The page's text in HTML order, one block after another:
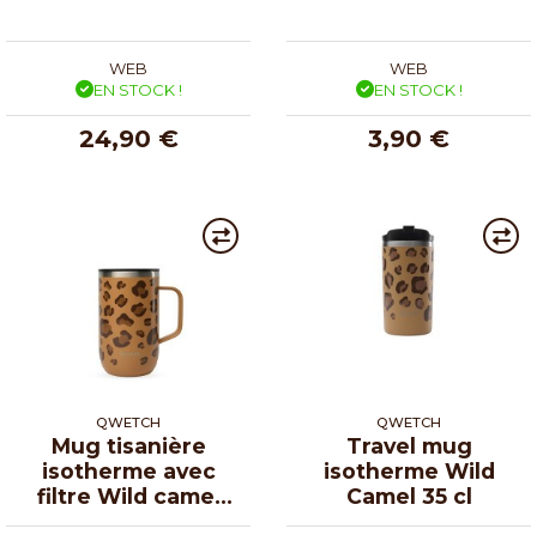
WEB
EN STOCK !
24,90 €
WEB
EN STOCK !
3,90 €
QWETCH
Mug tisanière
isotherme avec
filtre Wild camel
47 cl
QWETCH
Travel mug
isotherme Wild
Camel 35 cl